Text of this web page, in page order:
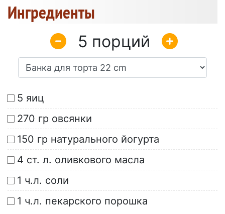
Ингредиенты
5
5 яиц
270 гр овсянки
150 гр натурального йогурта
4 ст. л. оливкового масла
1 ч.л. соли
1 ч.л. пекарского порошка